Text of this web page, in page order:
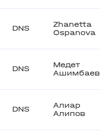
DNS
Zhanetta
Ospanova
DNS
Медет
Ашимбаев
DNS
Алиар
Алипов